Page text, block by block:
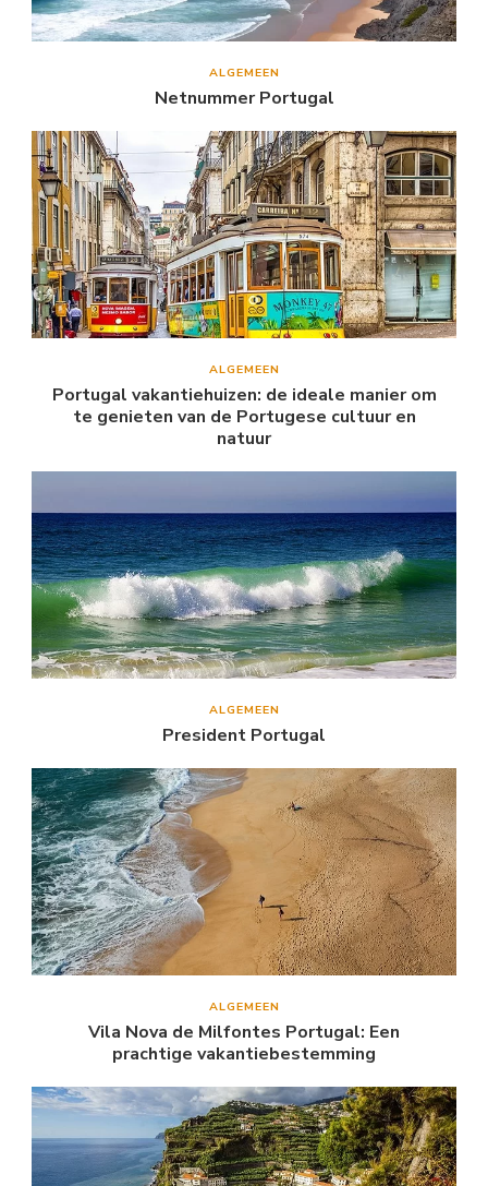
ALGEMEEN
Netnummer Portugal
ALGEMEEN
Portugal vakantiehuizen: de ideale manier om
te genieten van de Portugese cultuur en
natuur
ALGEMEEN
President Portugal
ALGEMEEN
Vila Nova de Milfontes Portugal: Een
prachtige vakantiebestemming